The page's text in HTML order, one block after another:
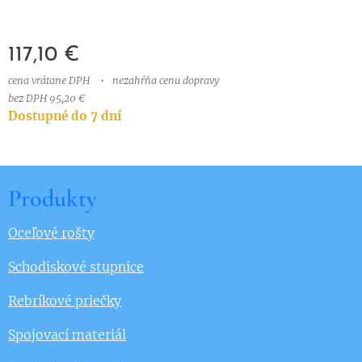
117,10 €
cena vrátane DPH
nezahŕňa cenu dopravy
bez DPH 95,20 €
Dostupné do 7 dní
Produkty
Oceľové rošty
Schodiskové stupnice
Rebríkové priečky
Spojovací materiál